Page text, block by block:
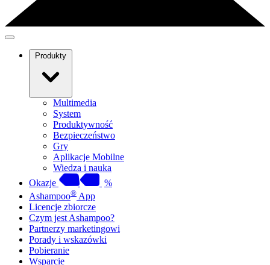
Produkty
Multimedia
System
Produktywność
Bezpieczeństwo
Gry
Aplikacje Mobilne
Wiedza i nauka
Okazje
%
Ashampoo® App
Licencje zbiorcze
Czym jest Ashampoo?
Partnerzy marketingowi
Porady i wskazówki
Pobieranie
Wsparcie